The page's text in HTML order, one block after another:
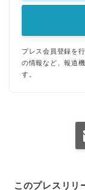
プレス会員登録を
の情報など、報道
す。
このプレスリリ